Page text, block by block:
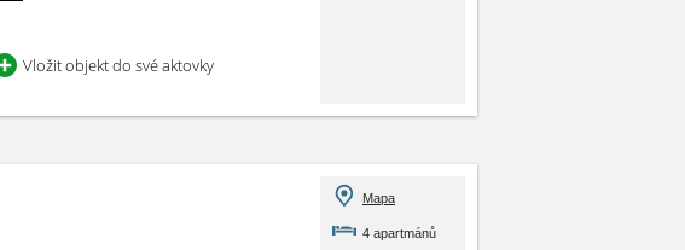
Vložit objekt do své aktovky
Mapa
4 apartmánů